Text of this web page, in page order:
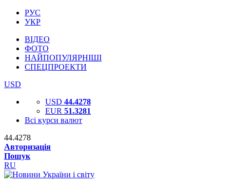
РУС
УКР
ВІДЕО
ФОТО
НАЙПОПУЛЯРНІШІ
СПЕЦПРОЕКТИ
USD
USD 44.4278
EUR 51.3281
Всі курси валют
44.4278
Авторизація
Пошук
RU